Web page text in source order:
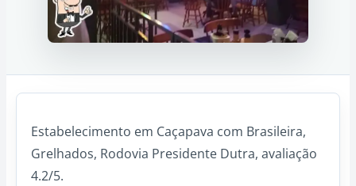
Estabelecimento em Caçapava com Brasileira,
Grelhados, Rodovia Presidente Dutra, avaliação
4.2/5.